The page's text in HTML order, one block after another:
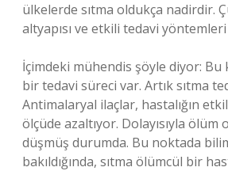
ülkelerde sıtma oldukça nadirdir.
altyapısı ve etkili tedavi
İçimdeki mühendis şöyle diyor: Bu
bir tedavi süreci var. Artık sıtma
Antimalaryal ilaçlar, hastalığın
ölçüde azaltıyor. Dolayısıyla ölüm
düşmüş durumda. Bu noktada
bakıldığında, sıtma ölümcül bir